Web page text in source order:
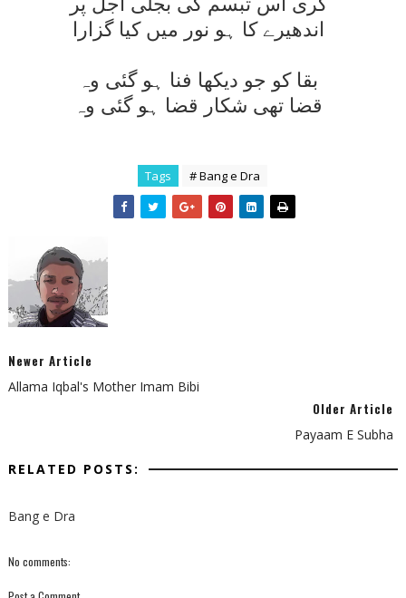
اندھيرے کا ہو نور ميں کيا گزارا
بقا کو جو ديکھا فنا ہو گئی وہ
قضا تھی شکار قضا ہو گئی وہ
Tags # Bang e Dra
Newer Article
Allama Iqbal's Mother Imam Bibi
Older Article
Payaam E Subha
RELATED POSTS:
Bang e Dra
No comments: